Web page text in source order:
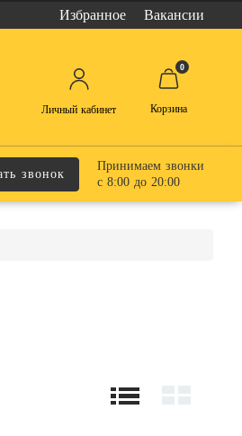
Избранное Вакансии
Личный кабинет Корзина
0
звонок
Принимаем звонки
с 8:00 до 20:00